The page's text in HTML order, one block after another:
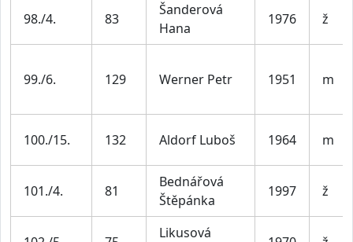
98./4. 83
Šanderová
Hana
1976 ž
99./6. 129 Werner Petr 1951 m
100./15. 132 Aldorf Luboš 1964 m
101./4. 81
Bednářová
Štěpánka
1997 ž
Likusová